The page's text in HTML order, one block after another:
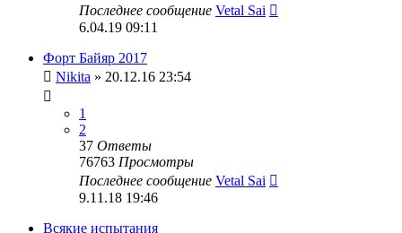
Последнее сообщение Vetal Sai
6.04.19 09:11
Форт Байяр 2017
Nikita » 20.12.16 23:54
1
2
37 Ответы
76763 Просмотры
Последнее сообщение Vetal Sai
9.11.18 19:46
Всякие испытания